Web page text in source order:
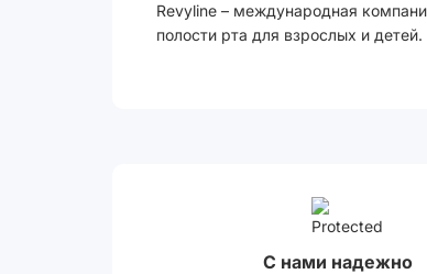
Revyline – международная
полости рта для взрослых и детей.
С нами надежно